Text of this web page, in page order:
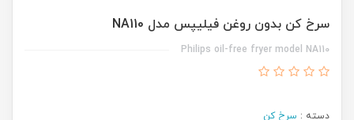
سرخ کن بدون روغن فیلیپس مدل NA110
Philips oil-free fryer model NA110
دسته : سرخ کن